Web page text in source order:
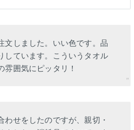
文しました。いい色です。品
しています。こういうタオル
雰囲気にピッタリ！
わせをしたのですが、親切・